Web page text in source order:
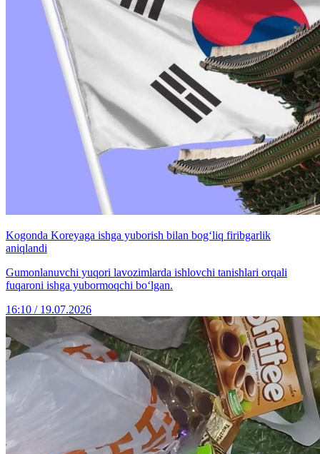
Kogonda Koreyaga ishga yuborish bilan bog‘liq firibgarlik
aniqlandi
Gumonlanuvchi yuqori lavozimlarda ishlovchi tanishlari orqali
fuqaroni ishga yubormoqchi bo‘lgan.
16:10 / 19.07.2026